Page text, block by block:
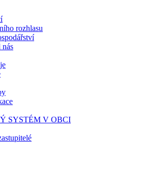
rozhlasu
nás
SYSTÉM V OBCI